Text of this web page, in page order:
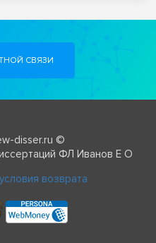
СВЯЗИ
disser.ru ©
ФЛ Иванов Е О
возврата